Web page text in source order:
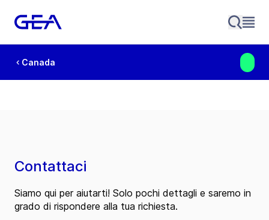
Canada
Contattaci
Siamo qui per aiutarti! Solo pochi dettagli e saremo in
grado di rispondere alla tua richiesta.